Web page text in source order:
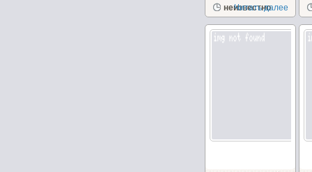
закуску!...
неизвестно
Читать далее